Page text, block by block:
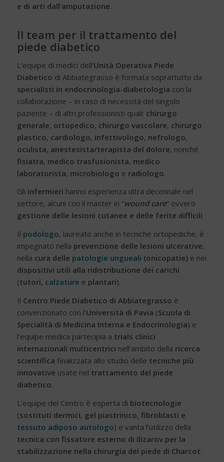
e di arti dall’amputazione.
Il team per il trattamento del
piede diabetico
L’equipe di medici dell’Unità Operativa Piede
Diabetico di Abbiategrasso è formata soprattutto da
specialisti in endocrinologia-diabetologia con la
collaborazione – in caso di necessità del singolo
paziente – di altri professionisti quali: chirurgo
generale, ortopedico, chirurgo vascolare, chirurgo
plastico, cardiologo, infettivologo, nefrologo,
oculista, anestesista/terapista del dolore, nonché
fisiatra, medico trasfusionista, medico
laboratorista, microbiologo e radiologo.
Gli infermieri hanno esperienza ultra decennale nel
settore, alcuni con il master in “wound care” ovvero
gestione delle lesioni cutanee e delle ferite difficili.
Il podologo, laureato anche in tecniche ortopediche, è
impegnato nella prevenzione delle lesioni ulcerative,
nella cura delle patologie ungueali (onicopatie)e nei
dispositivi utili alla ridistribuzione dei carichi
(tutori, calzature e plantari).
Il Centro Piede Diabetico di Abbiategrasso è
convenzionato con l’Università di Pavia (Scuola di
Specialità di Medicina Interna e Endocrinologia) e
l’equipe medica partecipia a trials clinici
internazionali multicentrici nell’ambito della ricerca
scientifica finalizzata allo studio delle tecniche più
innovative usate nel trattamento del piede
diabetico.
L’equipe del Centro è esperta di biotecnologie
(sostituti dermici, gel piastrinico, fibroblasti e
tessuto adiposo autologo) e vanta l’utilizzo della
tecnica con fissatore esterno di Ilizarov per la
stabilizzazione nella chirurgia del piede di Charcot.